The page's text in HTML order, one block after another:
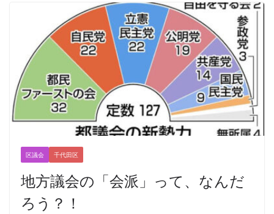
区議会 千代田区
地方議会の「会派」って、なんだ
ろう？！